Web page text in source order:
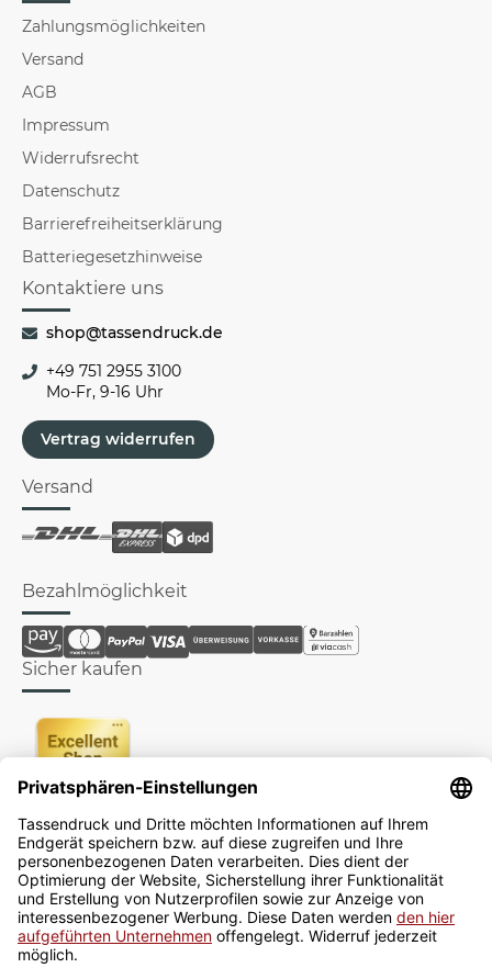
Zahlungsmöglichkeiten
Versand
AGB
Impressum
Widerrufsrecht
Datenschutz
Barrierefreiheitserklärung
Batteriegesetzhinweise
Kontaktiere uns
shop@tassendruck.de
+49 751 2955 3100
Mo-Fr, 9-16 Uhr
Vertrag widerrufen
Versand
Bezahlmöglichkeit
Sicher kaufen
Newsletter